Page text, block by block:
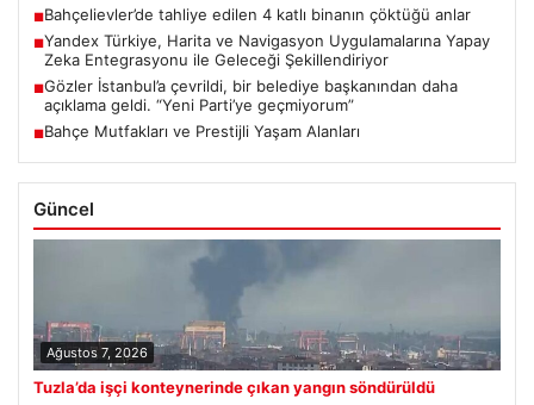
■Bahçelievler’de tahliye edilen 4 katlı binanın çöktüğü anlar
■Yandex Türkiye, Harita ve Navigasyon Uygulamalarına Yapay
Zeka Entegrasyonu ile Geleceği Şekillendiriyor
■Gözler İstanbul’a çevrildi, bir belediye başkanından daha
açıklama geldi. “Yeni Parti’ye geçmiyorum”
■Bahçe Mutfakları ve Prestijli Yaşam Alanları
Güncel
Ağustos 7, 2026
Tuzla’da işçi konteynerinde çıkan yangın söndürüldü